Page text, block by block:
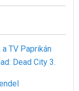
TV Paprikán
Dead City 3.